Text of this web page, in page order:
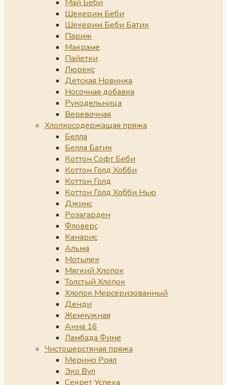
Май Беби
Шекерим Беби
Шекерим Беби Батик
Париж
Макраме
Пайетки
Люрекс
Детская Новинка
Носочная добавка
Рукодельница
Веревочная
Хлопкосодержащая пряжа
Белла
Белла Батик
Коттон Софт Беби
Коттон Голд Хобби
Коттон Голд
Коттон Голд Хобби Нью
Джинс
Розагарден
Фловерс
Канарис
Альма
Мотылек
Мягкий Хлопок
Толстый Хлопок
Хлопок Мерсеризованный
Денди
Жемчужная
Анна 16
Ламбада Фине
Чистошерстяная пряжа
Мерино Роял
Эко Вул
Секрет Успеха